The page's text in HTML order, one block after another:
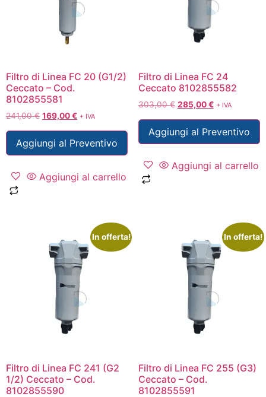
Filtro di Linea FC 20 (G1/2)
Ceccato – Cod.
8102855581
241,00€ 169,00€ + IVA
Aggiungi al Preventivo
Aggiungi al carrello
Filtro di Linea FC 24
Ceccato 8102855582
303,00€ 285,00€ + IVA
Aggiungi al Preventivo
Aggiungi al carrello
In offerta!
Filtro di Linea FC 241 (G2
1/2) Ceccato – Cod.
8102855590
In offerta!
Filtro di Linea FC 255 (G3)
Ceccato – Cod.
8102855591